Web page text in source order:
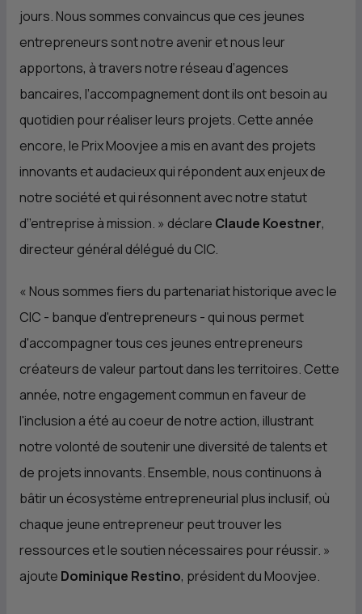
jours. Nous sommes convaincus que ces jeunes
entrepreneurs sont notre avenir et nous leur
apportons, à travers notre réseau d’agences
bancaires, l’accompagnement dont ils ont besoin au
quotidien pour réaliser leurs projets. Cette année
encore, le Prix Moovjee a mis en avant des projets
innovants et audacieux qui répondent aux enjeux de
notre société et qui résonnent avec notre statut
d’’entreprise à mission. » déclare Claude Koestner,
directeur général délégué du CIC.
« Nous sommes fiers du partenariat historique avec le
CIC - banque d'entrepreneurs - qui nous permet
d'accompagner tous ces jeunes entrepreneurs
créateurs de valeur partout dans les territoires. Cette
année, notre engagement commun en faveur de
l'inclusion a été au coeur de notre action, illustrant
notre volonté de soutenir une diversité de talents et
de projets innovants. Ensemble, nous continuons à
bâtir un écosystème entrepreneurial plus inclusif, où
chaque jeune entrepreneur peut trouver les
ressources et le soutien nécessaires pour réussir. »
ajoute Dominique Restino, président du Moovjee.